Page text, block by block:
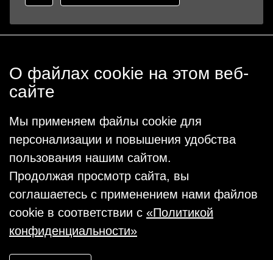
О файлах cookie на этом веб-
сайте
Мы применяем файлы cookie для
персонализации и повышения удобства
пользования нашим сайтом.
Продолжая просмотр сайта, вы
соглашаетесь с применением нами файлов
cookie в соответствии с «Политикой
конфиденциальности»